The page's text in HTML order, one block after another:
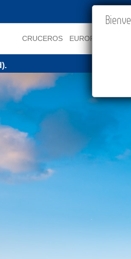
CRUCEROS EUROPA